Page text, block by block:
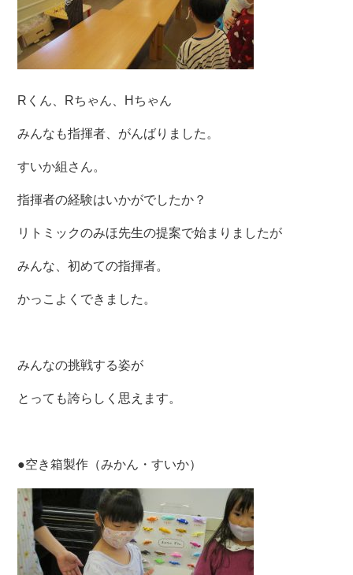
Rくん、Rちゃん、Hちゃん
みんなも指揮者、がんばりました。
すいか組さん。
指揮者の経験はいかがでしたか？
リトミックのみほ先生の提案で始まりましたが
みんな、初めての指揮者。
かっこよくできました。
みんなの挑戦する姿が
とっても誇らしく思えます。
●空き箱製作（みかん・すいか）